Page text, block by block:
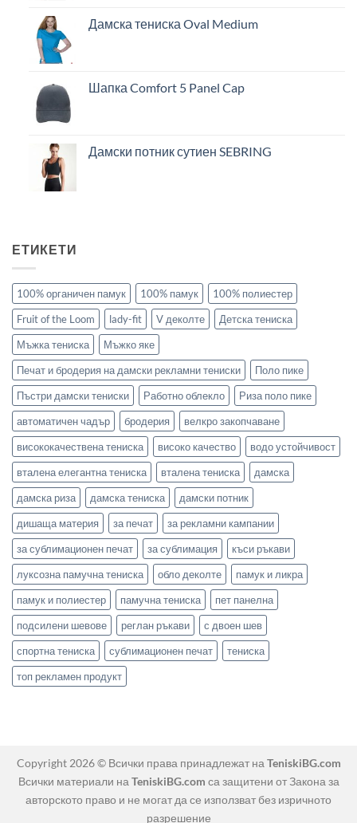
Дамска тениска Oval Medium
Шапка Comfort 5 Panel Cap
Дамски потник сутиен SEBRING
ЕТИКЕТИ
100% органичен памук 100% памук
100% полиестер
Fruit of the Loom
lady-fit V деколте
Детска тениска
Мъжка тениска
Мъжко яке
Печат и бродерия на дамски рекламни тениски
Поло пике
Пъстри дамски тениски
Работно облекло
Риза поло пике
автоматичен чадър
бродерия
велкро закопчаване
висококачествена тениска
високо качество
водо устойчивост
вталена елегантна тениска
вталена тениска
дамска
дамска риза
дамска тениска
дамски потник
дишаща материя
за печат
за рекламни кампании
за сублимационен печат
за сублимация
къси ръкави
луксозна памучна тениска
обло деколте
памук и ликра
памук и полиестер
памучна тениска
пет панелна
подсилени шевове
реглан ръкави
с двоен шев
спортна тениска
сублимационен печат
тениска
топ рекламен продукт
Copyright 2026 © Всички права принадлежат на TeniskiBG.com
Всички материали на TeniskiBG.com са защитени от Закона за
авторското право и не могат да се използват без изричното
разрешение